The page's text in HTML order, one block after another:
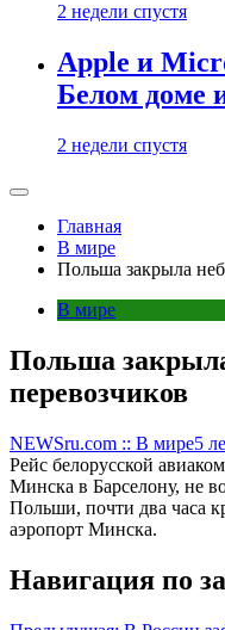
2 недели спустя
Apple и
Белом доме
2 недели спустя
Главная
В мире
Польша закрыла
В мире
Польша
перевозчиков
NEWSru.com :: В мире5
Рейс белорусской
Минска в Барселону, не
Польши, почти два часа
аэропорт Минска.
Навигация по